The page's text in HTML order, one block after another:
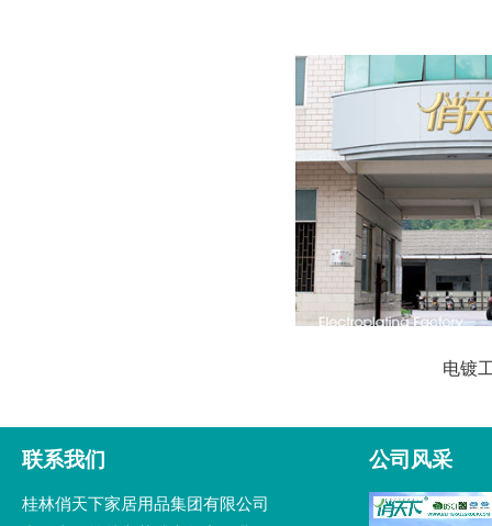
电镀
联系我们
桂林俏天下家居用品集团有限公司
公司风采